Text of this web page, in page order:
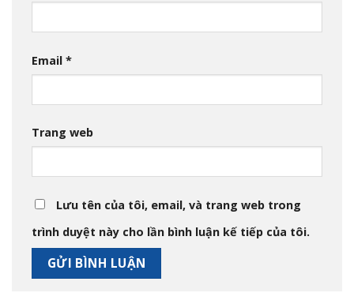
Email *
Trang web
Lưu tên của tôi, email, và trang web trong
trình duyệt này cho lần bình luận kế tiếp của tôi.